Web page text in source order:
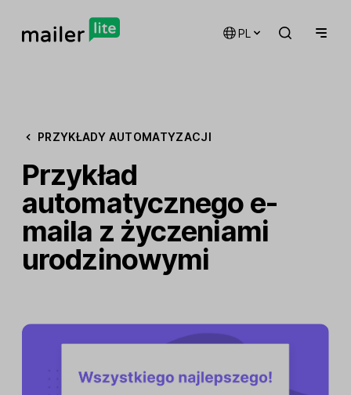
PL
PRZYKŁADY AUTOMATYZACJI
Przykład
automatycznego e-
maila z życzeniami
urodzinowymi